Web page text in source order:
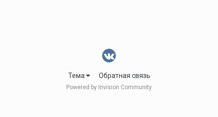
Тема Обратная связь
Powered by Invision Community